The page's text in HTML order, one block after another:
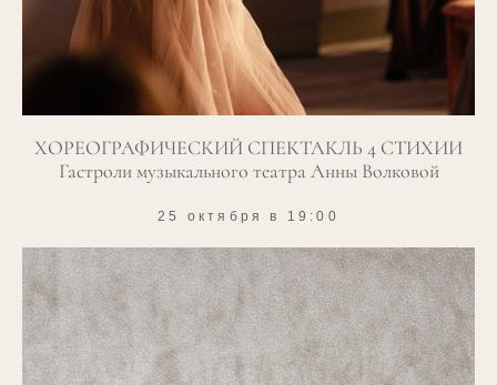
ХОРЕОГРАФИЧЕСКИЙ СПЕКТАКЛЬ 4 СТИХИИ
Гастроли музыкального театра Анны Волковой
25 октября в 19:00